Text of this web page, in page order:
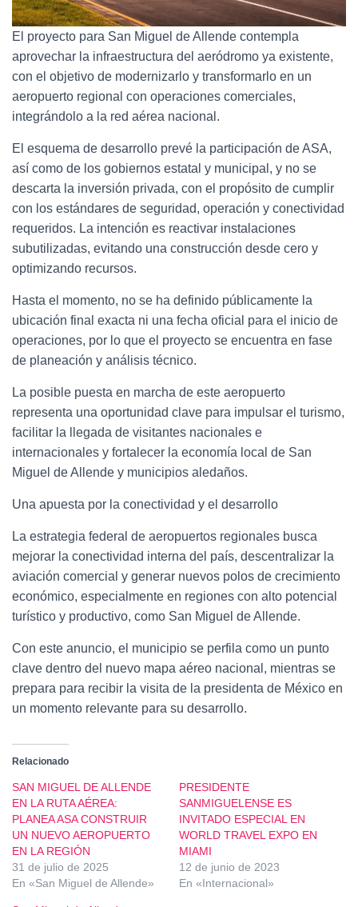
El proyecto para San Miguel de Allende contempla
aprovechar la infraestructura del aeródromo ya existente,
con el objetivo de modernizarlo y transformarlo en un
aeropuerto regional con operaciones comerciales,
integrándolo a la red aérea nacional.
El esquema de desarrollo prevé la participación de ASA,
así como de los gobiernos estatal y municipal, y no se
descarta la inversión privada, con el propósito de cumplir
con los estándares de seguridad, operación y conectividad
requeridos. La intención es reactivar instalaciones
subutilizadas, evitando una construcción desde cero y
optimizando recursos.
Hasta el momento, no se ha definido públicamente la
ubicación final exacta ni una fecha oficial para el inicio de
operaciones, por lo que el proyecto se encuentra en fase
de planeación y análisis técnico.
La posible puesta en marcha de este aeropuerto
representa una oportunidad clave para impulsar el turismo,
facilitar la llegada de visitantes nacionales e
internacionales y fortalecer la economía local de San
Miguel de Allende y municipios aledaños.
Una apuesta por la conectividad y el desarrollo
La estrategia federal de aeropuertos regionales busca
mejorar la conectividad interna del país, descentralizar la
aviación comercial y generar nuevos polos de crecimiento
económico, especialmente en regiones con alto potencial
turístico y productivo, como San Miguel de Allende.
Con este anuncio, el municipio se perfila como un punto
clave dentro del nuevo mapa aéreo nacional, mientras se
prepara para recibir la visita de la presidenta de México en
un momento relevante para su desarrollo.
Relacionado
SAN MIGUEL DE ALLENDE
EN LA RUTA AÉREA:
PLANEA ASA CONSTRUIR
UN NUEVO AEROPUERTO
EN LA REGIÓN
31 de julio de 2025
En «San Miguel de Allende»
PRESIDENTE
SANMIGUELENSE ES
INVITADO ESPECIAL EN
WORLD TRAVEL EXPO EN
MIAMI
12 de junio de 2023
En «Internacional»